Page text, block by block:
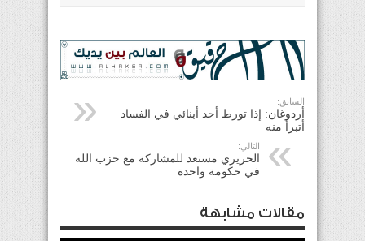
السابق:
أردوغان: إذا تورط أحد أبنائي في الفساد
أتبرأ منه
التالي:
الحريري مستعد للمشاركة مع حزب الله
في حكومة واحدة
مقالات مشابهة